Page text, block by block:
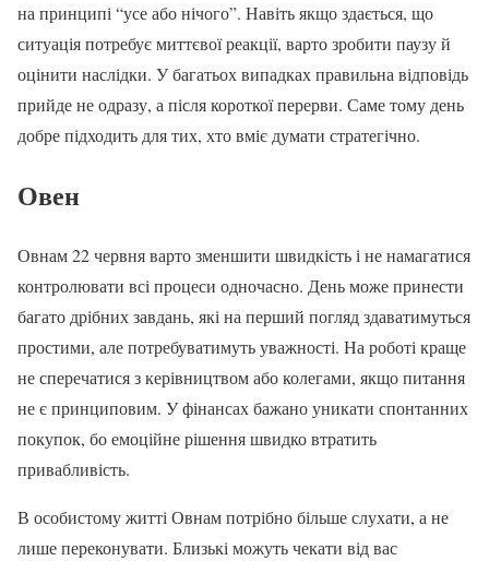
на принципі “усе або нічого”. Навіть якщо здається, що
ситуація потребує миттєвої реакції, варто зробити паузу й
оцінити наслідки. У багатьох випадках правильна відповідь
прийде не одразу, а після короткої перерви. Саме тому день
добре підходить для тих, хто вміє думати стратегічно.
Овен
Овнам 22 червня варто зменшити швидкість і не намагатися
контролювати всі процеси одночасно. День може принести
багато дрібних завдань, які на перший погляд здаватимуться
простими, але потребуватимуть уважності. На роботі краще
не сперечатися з керівництвом або колегами, якщо питання
не є принциповим. У фінансах бажано уникати спонтанних
покупок, бо емоційне рішення швидко втратить
привабливість.
В особистому житті Овнам потрібно більше слухати, а не
лише переконувати. Близькі можуть чекати від вас